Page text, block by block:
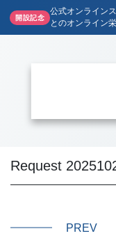
開設記念
公式オンライン
とのオンライン
Request
PREV